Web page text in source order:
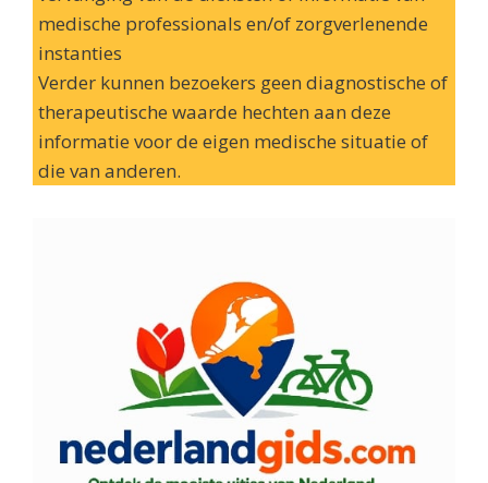
medische professionals en/of zorgverlenende
instanties
Verder kunnen bezoekers geen diagnostische of
therapeutische waarde hechten aan deze
informatie voor de eigen medische situatie of
die van anderen.